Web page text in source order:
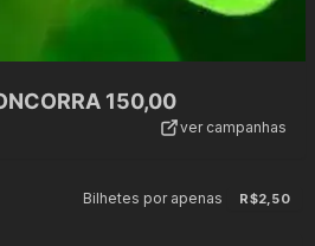
150,00
ver campanhas
Bilhetes por apenas R$2,50